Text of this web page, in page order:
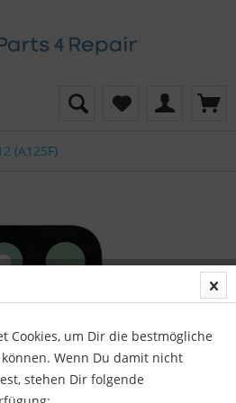
(A125F)
Cookies, um Dir die bestmögliche
Wenn Du damit nicht
stehen Dir folgende